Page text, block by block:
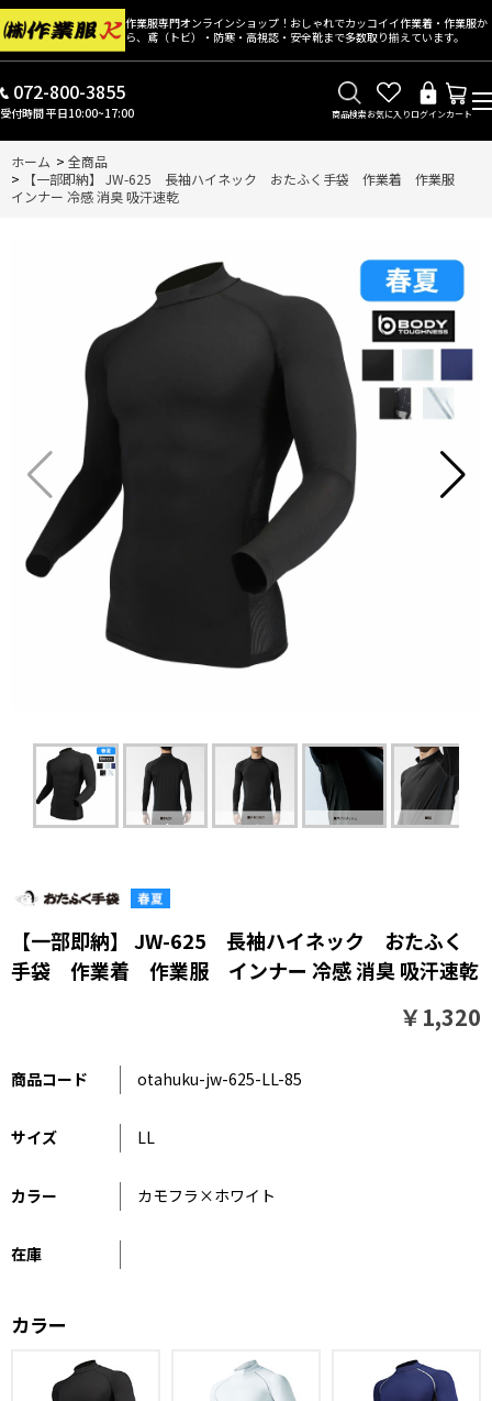
作業服専門オンラインショップ！おしゃれでカッコイイ作業着・作業服か
ら、鳶（トビ）・防寒・高視認・安全靴まで多数取り揃えています。
072-800-3855
受付時間 平日10:00~17:00 商品検索お気に入りログインカート
ホーム > 全商品
>
【一部即納】 JW-625 長袖ハイネック おたふく手袋 作業着 作業服
インナー 冷感 消臭 吸汗速乾
【一部即納】 JW-625 長袖ハイネック おたふく
手袋 作業着 作業服 インナー 冷感 消臭 吸汗速乾
￥1,320
商品コード otahuku-jw-625-LL-85
サイズ LL
カラー カモフラ×ホワイト
在庫
カラー